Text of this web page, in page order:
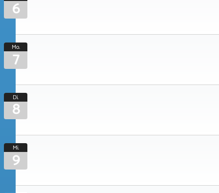
6
Mo.
7
Di.
8
Mi.
9